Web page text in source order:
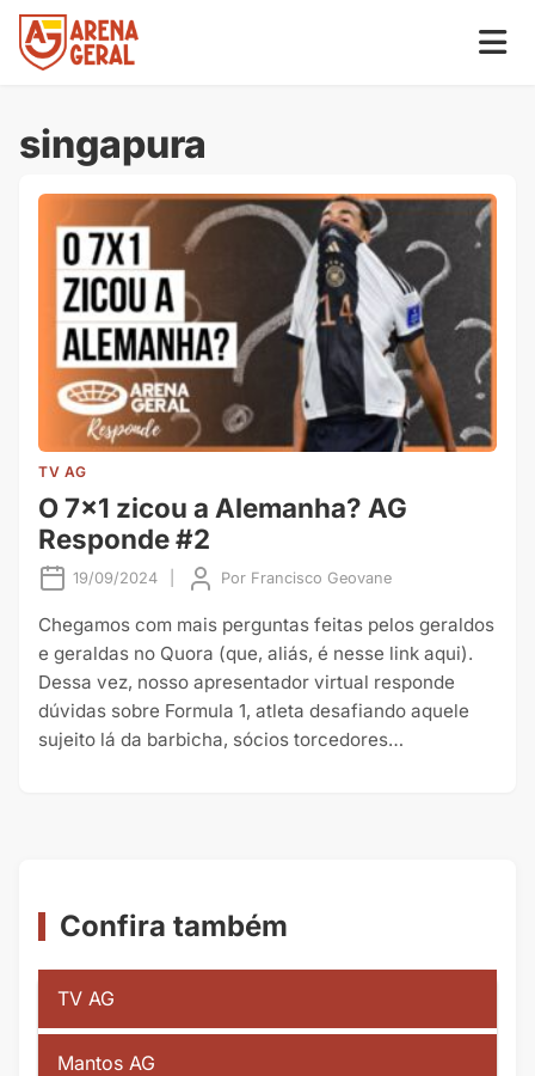
singapura
TV AG
O 7×1 zicou a Alemanha? AG
Responde #2
19/09/2024 Por Francisco Geovane
Chegamos com mais perguntas feitas pelos geraldos
e geraldas no Quora (que, aliás, é nesse link aqui).
Dessa vez, nosso apresentador virtual responde
dúvidas sobre Formula 1, atleta desafiando aquele
sujeito lá da barbicha, sócios torcedores…
Confira também
TV AG
Mantos AG